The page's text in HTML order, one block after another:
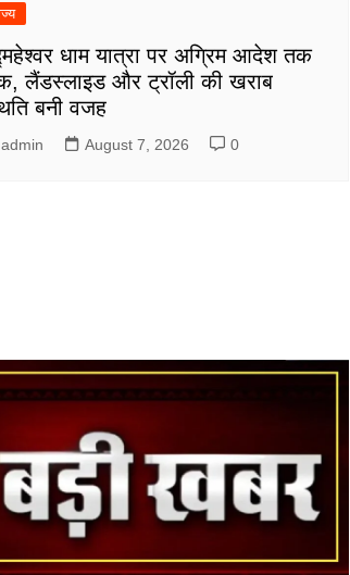
धाम यात्रा पर अग्रिम आदेश तक
लैंडस्लाइड और ट्रॉली की खराब
बनी वजह
admin August 7, 2026 0